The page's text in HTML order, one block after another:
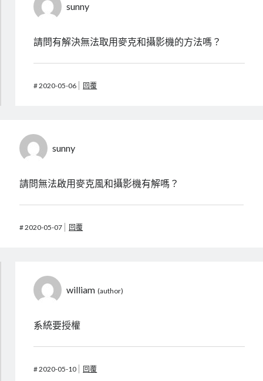
sunny
請問有解決無法取用麥克和攝影機的方法嗎？
#2020-05-06 回覆
sunny
請問無法啟用麥克風和攝影機有解嗎？
#2020-05-07 回覆
william
系統要授權
#2020-05-10 回覆